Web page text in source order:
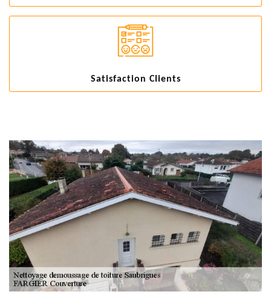
Satisfaction Clients